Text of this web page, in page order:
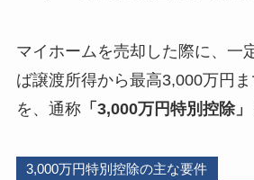
マイホームを売却した際に、一
ば譲渡所得から最高3,000万円
を、通称「3,000万円特別控除」
3,000万円特別控除の主な要件